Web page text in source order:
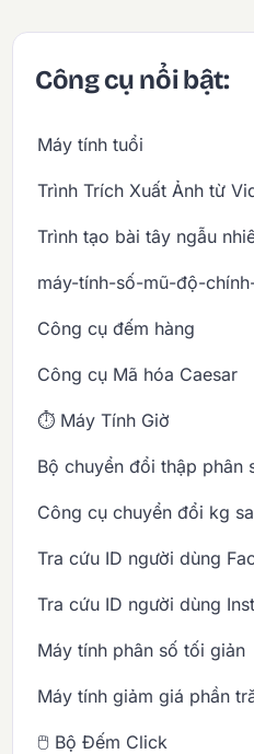
Công cụ nổi bật:
Máy tính tuổi
Trình Trích Xuất Ảnh từ
Trình tạo bài tây ngẫu
máy-tính-số-mũ-độ-
Công cụ đếm hàng
Công cụ Mã hóa Caesar
⏱️ Máy Tính Giờ
Bộ chuyển đổi thập phân
Công cụ chuyển đổi kg
Tra cứu ID người dùng
Tra cứu ID người dùng
Máy tính phân số tối giản
Máy tính giảm giá phần
🖱️ Bộ Đếm Click